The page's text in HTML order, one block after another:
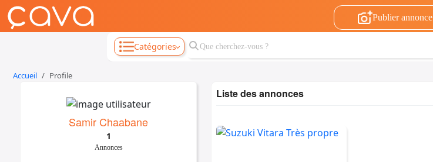
Publier annonce
Catégories
Accueil Profile
Samir Chaabane
1
Annonces
Liste des annonces